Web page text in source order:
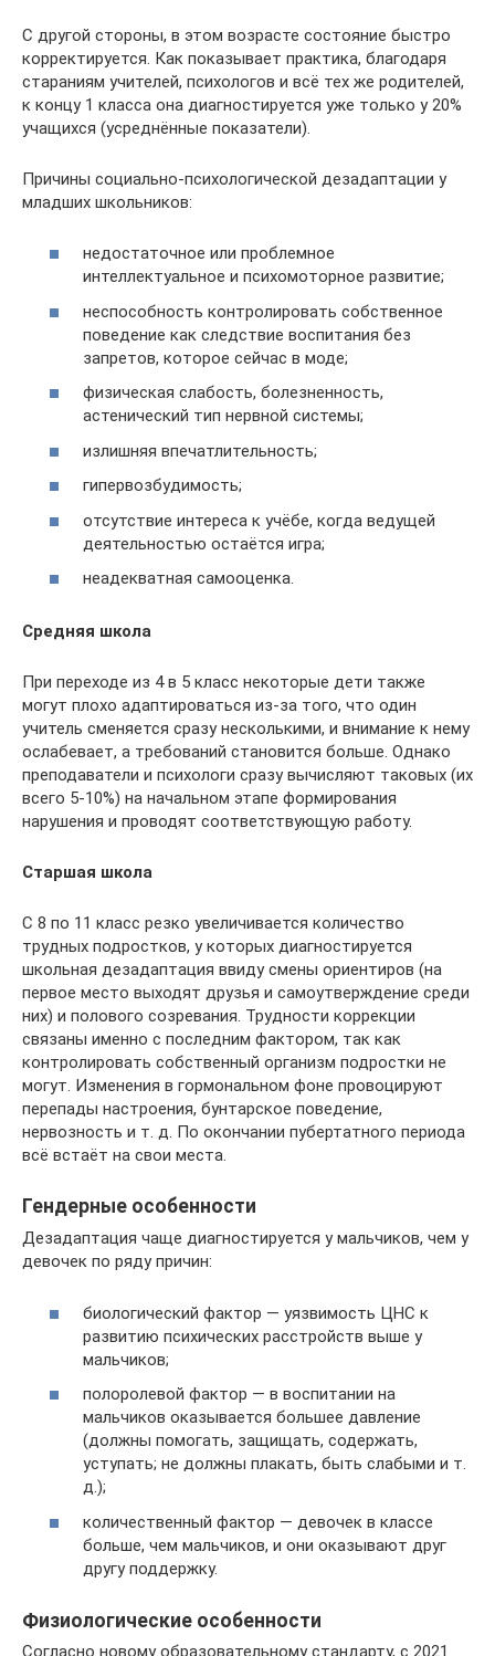
С другой стороны, в этом возрасте состояние быстро
корректируется. Как показывает практика, благодаря
стараниям учителей, психологов и всё тех же родителей,
к концу 1 класса она диагностируется уже только у 20%
учащихся (усреднённые показатели).
Причины социально-психологической дезадаптации у
младших школьников:
недостаточное или проблемное
интеллектуальное и психомоторное развитие;
неспособность контролировать собственное
поведение как следствие воспитания без
запретов, которое сейчас в моде;
физическая слабость, болезненность,
астенический тип нервной системы;
излишняя впечатлительность;
гипервозбудимость;
отсутствие интереса к учёбе, когда ведущей
деятельностью остаётся игра;
неадекватная самооценка.
Средняя школа
При переходе из 4 в 5 класс некоторые дети также
могут плохо адаптироваться из-за того, что один
учитель сменяется сразу несколькими, и внимание к нему
ослабевает, а требований становится больше. Однако
преподаватели и психологи сразу вычисляют таковых (их
всего 5-10%) на начальном этапе формирования
нарушения и проводят соответствующую работу.
Старшая школа
С 8 по 11 класс резко увеличивается количество
трудных подростков, у которых диагностируется
школьная дезадаптация ввиду смены ориентиров (на
первое место выходят друзья и самоутверждение среди
них) и полового созревания. Трудности коррекции
связаны именно с последним фактором, так как
контролировать собственный организм подростки не
могут. Изменения в гормональном фоне провоцируют
перепады настроения, бунтарское поведение,
нервозность и т. д. По окончании пубертатного периода
всё встаёт на свои места.
Гендерные особенности
Дезадаптация чаще диагностируется у мальчиков, чем у
девочек по ряду причин:
биологический фактор — уязвимость ЦНС к
развитию психических расстройств выше у
мальчиков;
полоролевой фактор — в воспитании на
мальчиков оказывается большее давление
(должны помогать, защищать, содержать,
уступать; не должны плакать, быть слабыми и т.
д.);
количественный фактор — девочек в классе
больше, чем мальчиков, и они оказывают друг
другу поддержку.
Физиологические особенности